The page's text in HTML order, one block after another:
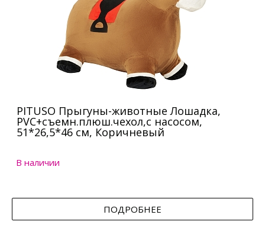
PITUSO Прыгуны-животные Лошадка,
PVC+съемн.плюш.чехол,с насосом,
51*26,5*46 см, Коричневый
В наличии
ПОДРОБНЕЕ